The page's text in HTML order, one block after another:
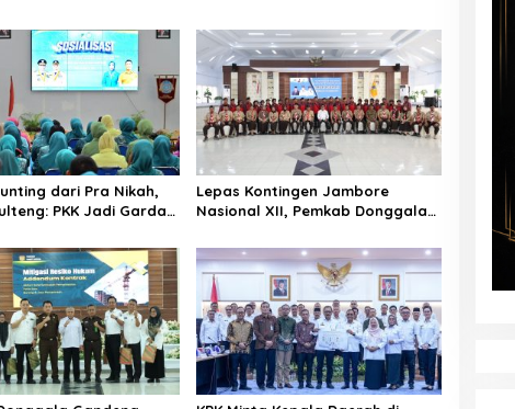
dari Pra Nikah,
PKK Jadi Garda
Lepas Kontingen Jambore
Nasional XII, Pemkab Donggala
Karakter dan Kebanggaan
Daerah